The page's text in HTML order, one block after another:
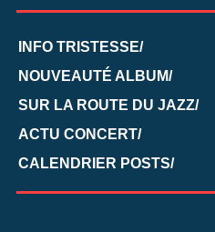
INFO TRISTESSE/
NOUVEAUTÉ ALBUM/
SUR LA ROUTE DU JAZZ/
ACTU CONCERT/
CALENDRIER POSTS/